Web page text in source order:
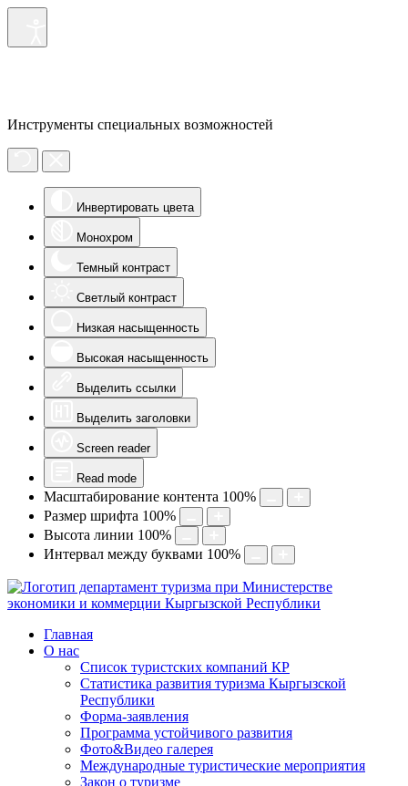
Инструменты специальных возможностей
Инвертировать цвета
Монохром
Темный контраст
Светлый контраст
Низкая насыщенность
Высокая насыщенность
Выделить ссылки
Выделить заголовки
Screen reader
Read mode
Масштабирование контента 100%
Размер шрифта 100%
Высота линии 100%
Интервал между буквами 100%
Главная
О нас
Список туристских компаний КР
Статистика развития туризма Кыргызской
Республики
Форма-заявления
Программа устойчивого развития
Фото&Видео галерея
Международные туристические мероприятия
Закон о туризме